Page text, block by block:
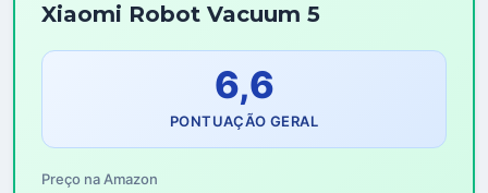
Xiaomi Robot Vacuum 5
6,6
PONTUAÇÃO GERAL
Preço na Amazon